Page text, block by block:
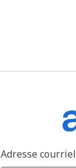
Adresse courriel